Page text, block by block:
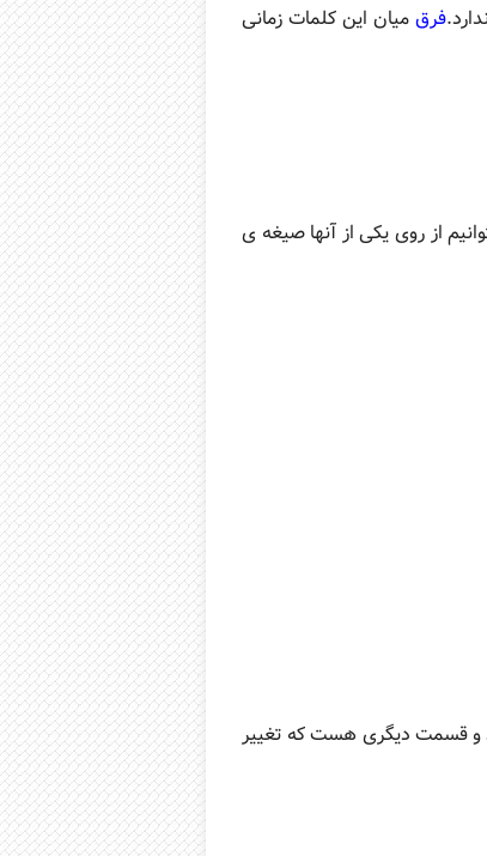
فرق میان این کلمات زمانی
از روی یکی از آنها صیغه ی
و قسمت دیگری هست که تغییر